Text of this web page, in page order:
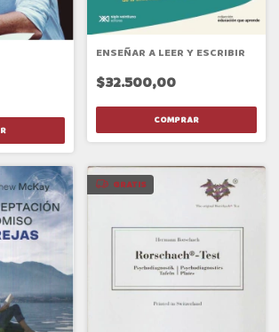
ENSEÑAR A LEER Y ESCRIBIR
$32.500,00
GRATIS